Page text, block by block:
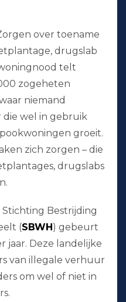
over toename
drugslab
telt
zogeheten
niemand
die wel in gebruik
groeit.
zich zorgen – die
drugslabs
Stichting Bestrijding
(SBWH) gebeurt
jaar. Deze landelijke
van illegale verhuur
om wel of niet in